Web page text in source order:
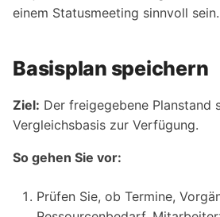
einem Statusmeeting sinnvoll sein.
Basisplan speichern
Ziel: Der freigegebene Planstand
Vergleichsbasis zur Verfügung.
So gehen Sie vor:
Prüfen Sie, ob Termine,